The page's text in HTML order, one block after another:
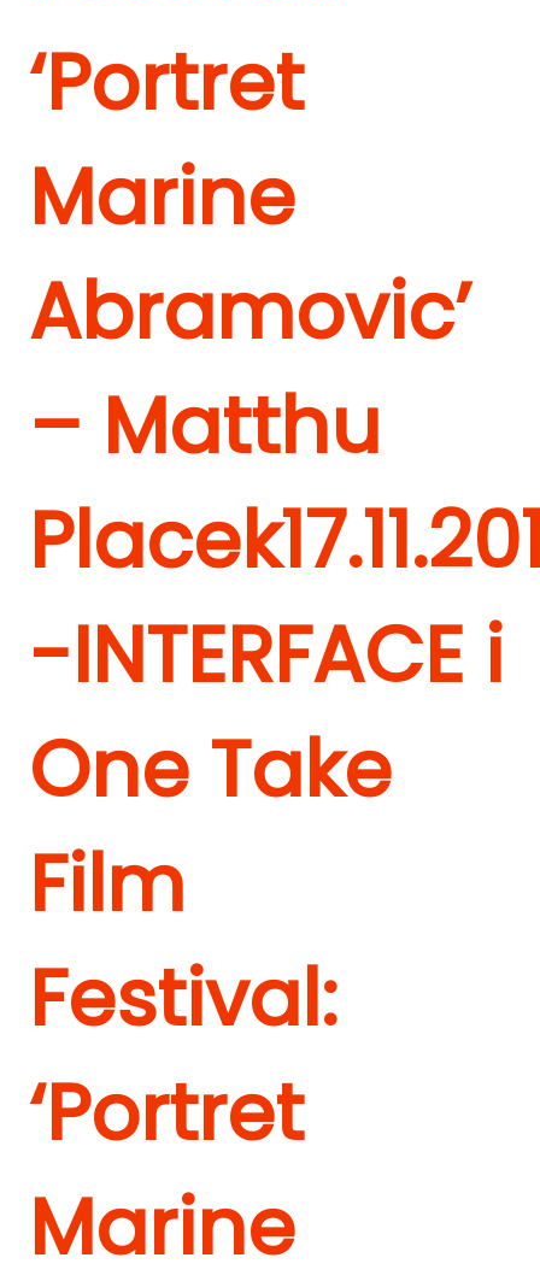
‘Portret
Marine
Abramovic’
– Matthu
Placek
-INTERFACE i
One Take
Film
Festival:
‘Portret
Marine